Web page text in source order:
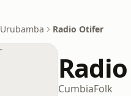
Urubamba Radio Otifer
CumbiaFolk